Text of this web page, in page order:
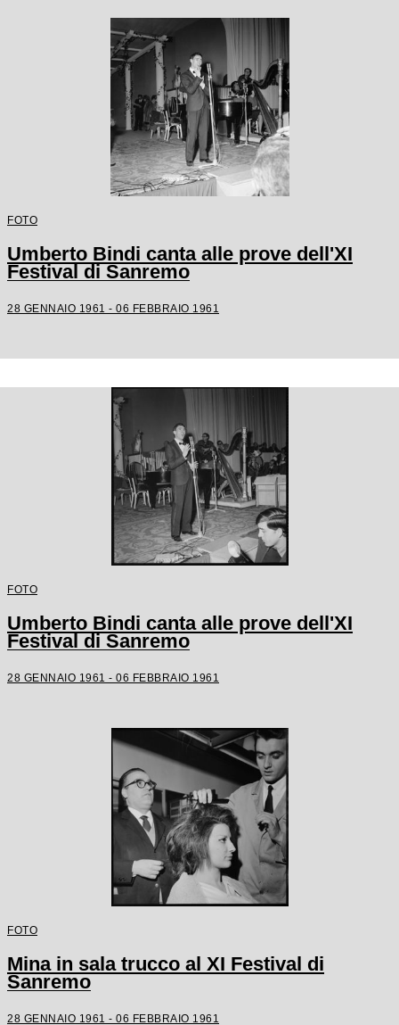
FOTO
Umberto Bindi canta alle prove dell'XI
Festival di Sanremo
28 GENNAIO 1961 - 06 FEBBRAIO 1961
FOTO
Umberto Bindi canta alle prove dell'XI
Festival di Sanremo
28 GENNAIO 1961 - 06 FEBBRAIO 1961
FOTO
Mina in sala trucco al XI Festival di
Sanremo
28 GENNAIO 1961 - 06 FEBBRAIO 1961